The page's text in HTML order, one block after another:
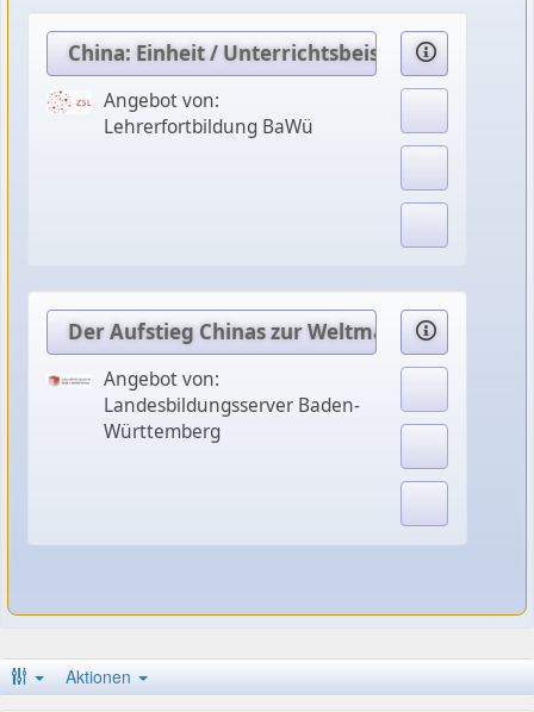
China: Einheit / Unterrichtsbeispiele
Angebot von:
Lehrerfortbildung BaWü
Der Aufstieg Chinas zur Weltmacht
Angebot von:
Landesbildungsserver Baden-
Württemberg
Aktionen